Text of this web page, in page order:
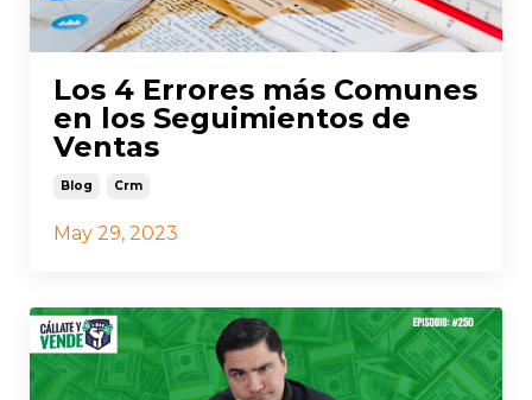
Los 4 Errores más Comunes
en los Seguimientos de
Ventas
Blog Crm
May 29, 2023